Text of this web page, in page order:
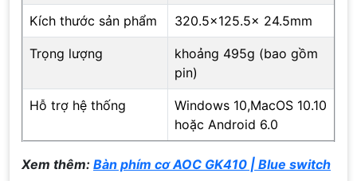
Kích thước sản phẩm 320.5×125.5x 24.5mm
Trọng lượng
khoảng 495g (bao gồm
pin)
Hỗ trợ hệ thống
Windows 10,MacOS 10.10
hoặc Android 6.0
Xem thêm: Bàn phím cơ AOC GK410 | Blue switch